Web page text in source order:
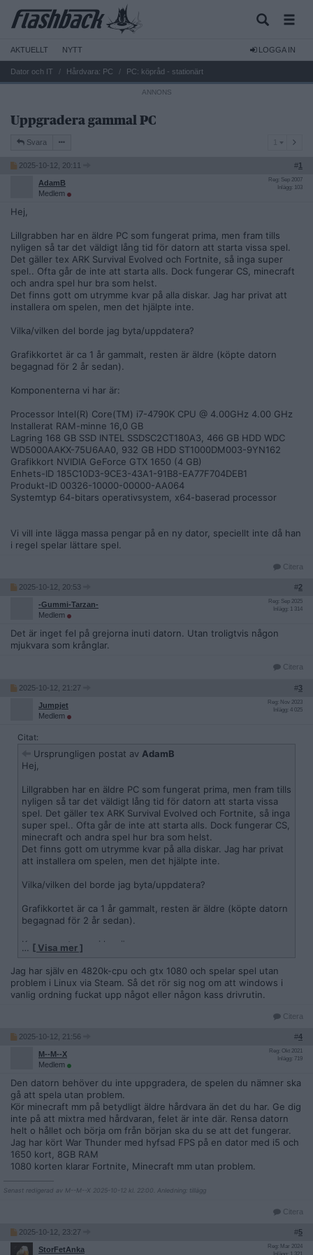
AKTUELLT NYTT LOGGA IN
Dator och IT Hårdvara: PC PC: köpråd - stationärt
Uppgradera gammal PC
Svara
2025-10-12, 20:11 #1
AdamB
Medlem
Reg: Sep 2007
Inlägg: 103
Hej,
Lillgrabben har en äldre PC som fungerat prima, men fram tills
nyligen så tar det väldigt lång tid för datorn att starta vissa spel.
Det gäller tex ARK Survival Evolved och Fortnite, så inga super
spel.. Ofta går de inte att starta alls. Dock fungerar CS, minecraft
och andra spel hur bra som helst.
Det finns gott om utrymme kvar på alla diskar. Jag har privat att
installera om spelen, men det hjälpte inte.
Vilka/vilken del borde jag byta/uppdatera?
Grafikkortet är ca 1 år gammalt, resten är äldre (köpte datorn
begagnad för 2 år sedan).
Komponenterna vi har är:
Processor Intel(R) Core(TM) i7-4790K CPU @ 4.00GHz 4.00 GHz
Installerat RAM-minne 16,0 GB
Lagring 168 GB SSD INTEL SSDSC2CT180A3, 466 GB HDD WDC
WD5000AAKX-75U6AA0, 932 GB HDD ST1000DM003-9YN162
Grafikkort NVIDIA GeForce GTX 1650 (4 GB)
Enhets-ID 185C10D3-9CE3-43A1-91B8-EA77F704DEB1
Produkt-ID 00326-10000-00000-AA064
Systemtyp 64-bitars operativsystem, x64-baserad processor
Vi vill inte lägga massa pengar på en ny dator, speciellt inte då han
i regel spelar lättare spel.
Citera
2025-10-12, 20:53 #2
-Gummi-Tarzan-
Medlem
Reg: Sep 2025
Inlägg: 1 314
Det är inget fel på grejorna inuti datorn. Utan troligtvis någon
mjukvara som krånglar.
Citera
2025-10-12, 21:27 #3
Jumpjet
Medlem
Reg: Nov 2023
Inlägg: 4 025
Citat:
Ursprungligen postat av AdamB
Hej,
Lillgrabben har en äldre PC som fungerat prima, men fram tills
nyligen så tar det väldigt lång tid för datorn att starta vissa
spel. Det gäller tex ARK Survival Evolved och Fortnite, så inga
super spel.. Ofta går de inte att starta alls. Dock fungerar CS,
minecraft och andra spel hur bra som helst.
Det finns gott om utrymme kvar på alla diskar. Jag har privat
att installera om spelen, men det hjälpte inte.
Vilka/vilken del borde jag byta/uppdatera?
Grafikkortet är ca 1 år gammalt, resten är äldre (köpte datorn
begagnad för 2 år sedan).
Komponenterna vi har är:
Processor Intel(R) Core(TM) i7-4790K CPU @ 4.00GHz 4.00
GHz
Installerat RAM-minne 16,0 GB
Lagring 168 GB SSD INTEL SSDSC2CT180A3, 466 GB HDD
WDC WD5000AAKX-75U6AA0, 932 GB HDD ST1000DM003-
Grafikkort NVIDIA GeForce GTX 1650 (4 GB)
Enhets-ID 185C10D3-9CE3-43A1-91B8-EA77F704DEB1
Produkt-ID 00326-10000-00000-AA064
Vi vill inte lägga massa pengar på en ny dator, speciellt inte
då han i regel spelar lättare spel.
… [ Visa mer ]
Jag har själv en 4820k-cpu och gtx 1080 och spelar spel utan
problem i Linux via Steam. Så det rör sig nog om att windows i
vanlig ordning fuckat upp något eller någon kass drivrutin.
Citera
2025-10-12, 21:56 #4
M--M--X
Medlem
Reg: Okt 2021
Inlägg: 719
Den datorn behöver du inte uppgradera, de spelen du nämner ska
gå att spela utan problem.
Kör minecraft mm på betydligt äldre hårdvara än det du har. Ge dig
inte på att mixtra med hårdvaran, felet är inte där. Rensa datorn
helt o hållet och börja om från början ska du se att det fungerar.
Jag har kört War Thunder med hyfsad FPS på en dator med i5 och
1650 kort, 8GB RAM
1080 korten klarar Fortnite, Minecraft mm utan problem.
Senast redigerad av M--M--X 2025-10-12 kl. 22:00. Anledning: tillägg
Citera
2025-10-12, 23:27 #5
StorFetAnka
Reg: Mar 2024